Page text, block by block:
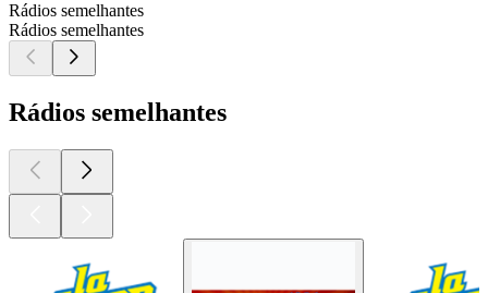
Rádios semelhantes
Rádios semelhantes
Rádios semelhantes